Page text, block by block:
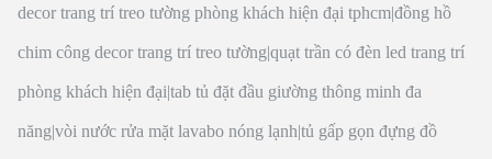
decor trang trí treo tường phòng khách hiện đại tphcm|đồng hồ
chim công decor trang trí treo tường|quạt trần có đèn led trang trí
phòng khách hiện đại|tab tủ đặt đầu giường thông minh đa
năng|vòi nước rửa mặt lavabo nóng lạnh|tủ gấp gọn đựng đồ